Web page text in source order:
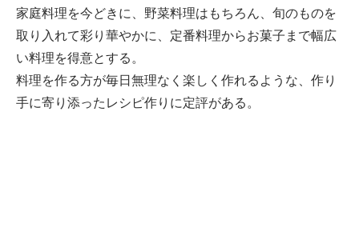
家庭料理を今どきに、野菜料理はもちろん、旬のものを
取り入れて彩り華やかに、定番料理からお菓子まで幅広
い料理を得意とする。
料理を作る方が毎日無理なく楽しく作れるような、作り
手に寄り添ったレシピ作りに定評がある。